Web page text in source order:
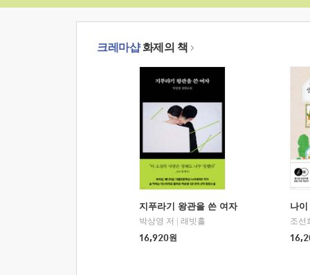
크레마샵화제의 책
지푸라기 왕관을 쓴 여자
박상영 저
래빗홀
16,920원
나
조선